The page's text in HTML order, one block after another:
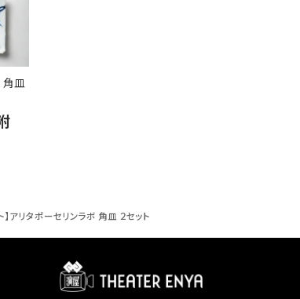
角皿
】アリタポーセリンラボ 角皿 ２セット